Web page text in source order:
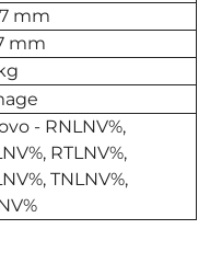
mm
mm
- RNLNV%,
RTLNV%,
TNLNV%,